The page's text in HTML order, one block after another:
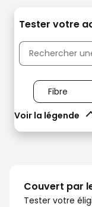
Tester votre
Voir la légende
Fibre
Couvert par
Tester votre